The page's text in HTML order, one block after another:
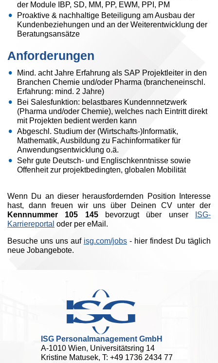
der Module IBP, SD, MM, PP, EWM, PPI, PM
Proaktive & nachhaltige Beteiligung am Ausbau der
Kundenbeziehungen und an der Weiterentwicklung der
Beratungsansätze
Anforderungen
Mind. acht Jahre Erfahrung als SAP Projektleiter in den
Branchen Chemie und/oder Pharma (brancheneinschl.
Erfahrung: mind. 2 Jahre)
Bei Salesfunktion: belastbares Kundennnetzwerk
(Pharma und/oder Chemie), welches nach Eintritt direkt
mit Projekten bedient werden kann
Abgeschl. Studium der (Wirtschafts-)Informatik,
Mathematik, Ausbildung zu Fachinformatiker für
Anwendungsentwicklung o.ä.
Sehr gute Deutsch- und Englischkenntnisse sowie
Offenheit zur projektbedingten, globalen Mobilität
Wenn Du an dieser herausfordernden Position Interesse
hast, dann freuen wir uns über Deinen CV unter der
Kennnummer 105 145bevorzugt über unser
ISG-
Karriereportal oder per eMail.
Besuche uns uns auf isg.com/jobs - hier findest Du täglich
neue Jobangebote.
ISG Personalmanagement GmbH
A-1010 Wien, Universitätsring 14
Kristine Matusek, T: +49 1736 2434 77